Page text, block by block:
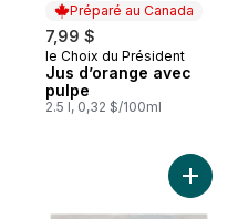
Préparé au Canada
7,99 $
Préparé au Canada
le Choix du Président
Jus d’orange avec
pulpe
2.5 l, 0,32 $/100ml